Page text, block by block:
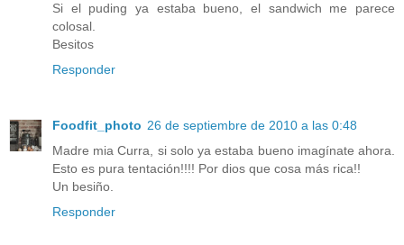
Si el puding ya estaba bueno, el sandwich me parece
colosal.
Besitos
Responder
Foodfit_photo 26 de septiembre de 2010 a las 0:48
Madre mia Curra, si solo ya estaba bueno imagínate ahora.
Esto es pura tentación!!!! Por dios que cosa más rica!!
Un besiño.
Responder